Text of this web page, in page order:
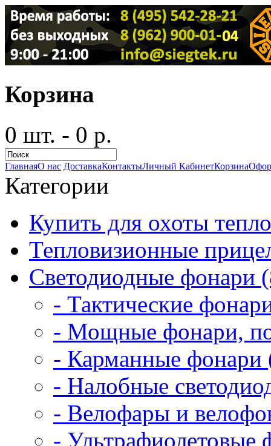
Корзина
0 шт. - 0 р.
ГлавнаяО нас ДоставкаКонтактыЛичный КабинетКорзина
Категории
Купить для охоты
Тепловизионные
Светодиодные фонари
- Тактические
- Мощные фонари,
- Карманные фонари
- Налобные
- Велофары и
- Ультрафиолетовые